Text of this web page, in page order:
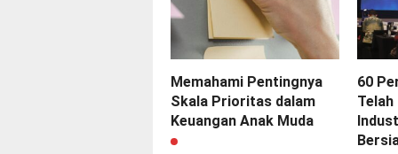
Memahami Pentingnya
Skala Prioritas dalam
Keuangan Anak Muda
60